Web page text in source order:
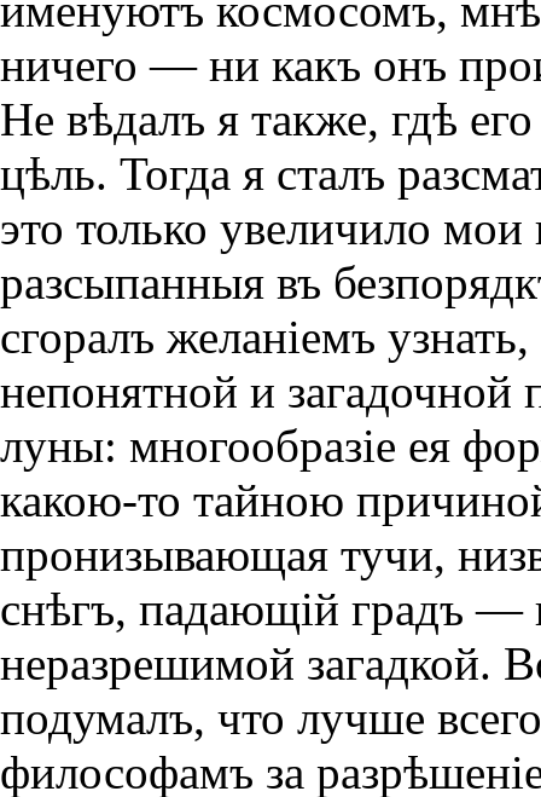
ничего — ни какъ онъ
Не вѣдалъ я также, гдѣ
цѣль. Тогда я сталъ
это только увеличило
разсыпанныя въ
сгоралъ желанiемъ
непонятной и загадочной
луны: многообразiе ея
какою-то тайною
пронизывающая тучи,
снѣгъ, падающiй градъ —
неразрешимой загадкой.
подумалъ, что лучше
философамъ за